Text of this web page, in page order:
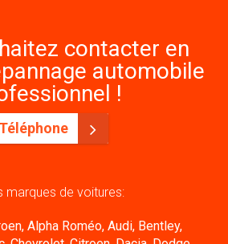
contacter en
automobile
!
Téléphone
marques de voitures:
Alpha Roméo, Audi, Bentley,